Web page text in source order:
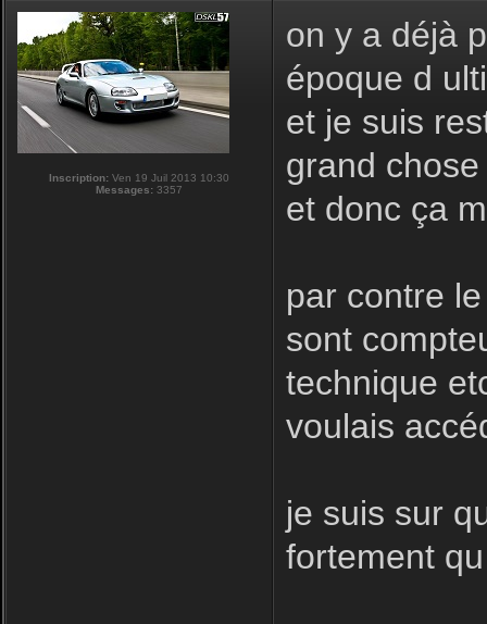
Inscription: Ven 19 Juil 2013 10:30
Messages: 3357
on y a déjà
époque d
et je suis
grand
et donc ça
par contre
sont
technique
voulais
je suis sur
fortement